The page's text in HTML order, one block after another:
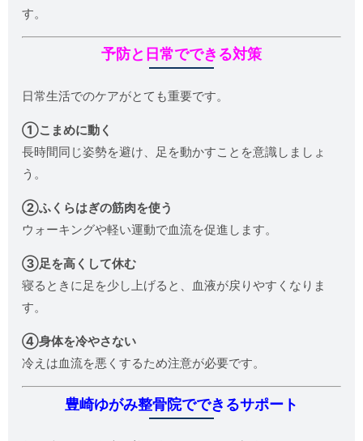
す。
予防と日常でできる対策
日常生活でのケアがとても重要です。
①こまめに動く
長時間同じ姿勢を避け、足を動かすことを意識しましょ
う。
②ふくらはぎの筋肉を使う
ウォーキングや軽い運動で血流を促進します。
③足を高くして休む
寝るときに足を少し上げると、血液が戻りやすくなりま
す。
④身体を冷やさない
冷えは血流を悪くするため注意が必要です。
豊崎ゆがみ整骨院でできるサポート